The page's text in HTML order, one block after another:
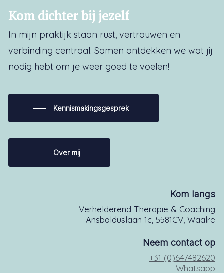
Kom dichterbij jezelf
In mijn praktijk staan rust, vertrouwen en
verbinding centraal. Samen ontdekken we wat jij
nodig hebt om je weer goed te voelen!
Kennismakingsgesprek
Over mij
Kom langs
Verhelderend Therapie & Coaching
Ansbalduslaan 1c, 5581CV, Waalre
Neem contact op
+31 (0)647482620
Whatsapp